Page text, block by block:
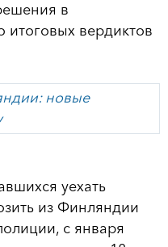
в
итоговых вердиктов
новые
уехать
из Финляндии
с января